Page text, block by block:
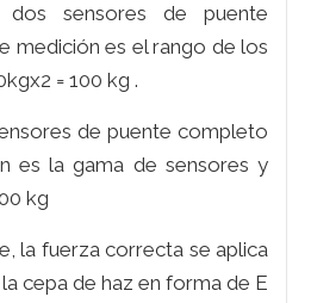
sensores de puente
medición es el rango de los
= 100 kg .
de puente completo
es la gama de sensores y
kg
la fuerza correcta se aplica
cepa de haz en forma de E